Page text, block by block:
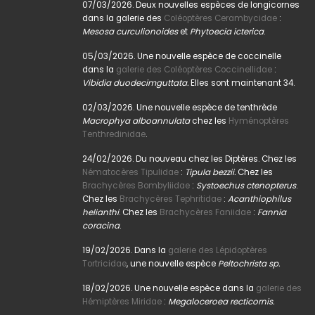
07/03/2026. Deux nouvelles espèces de longicornes
dans la galerie des Coléoptères Cerambycidae :
Mesosa curculionoideset Phytoecia icterica.
05/03/2026. Une nouvelle espèce de coccinelle
dans la galerie des Coléoptères Coccinellidae :
Vibidia duodecimguttata.Elles sont maintenant 34.
02/03/2026. Une nouvelle espèce de tenthrède
Macrophya alboannulatachez les Hyménoptères
Tenthredinidae.
24/02/2026. Du nouveau chez les Diptères. Chez les
Nématocères Tipulidae : Tipula bezzii. Chez les
Brachycères Bombyliidae : Systoechus ctenopterus.
Chez les Brachycères Tephritidae : Acanthiophilus
helianthi. Chez les Brachycères Faniidae : Fannia
coracina.
19/02/2026. Dans la galerie des Lépidoptères
Tortricidae, une nouvelle espèce Peltochrista sp.
18/02/2026. Une nouvelle espèce dans la galerie des
Hémiptères Miridae : Megaloceroea recticornis.